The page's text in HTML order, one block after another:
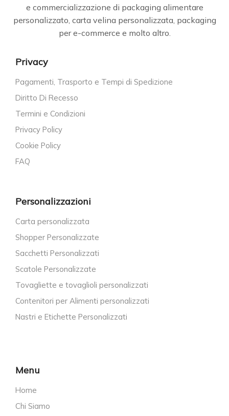
e commercializzazione di packaging alimentare
personalizzato, carta velina personalizzata, packaging
per e-commerce e molto altro.
Privacy
Pagamenti, Trasporto e Tempi di Spedizione
Diritto Di Recesso
Termini e Condizioni
Privacy Policy
Cookie Policy
FAQ
Personalizzazioni
Carta personalizzata
Shopper Personalizzate
Sacchetti Personalizzati
Scatole Personalizzate
Tovagliette e tovaglioli personalizzati
Contenitori per Alimenti personalizzati
Nastri e Etichette Personalizzati
Menu
Home
Chi Siamo